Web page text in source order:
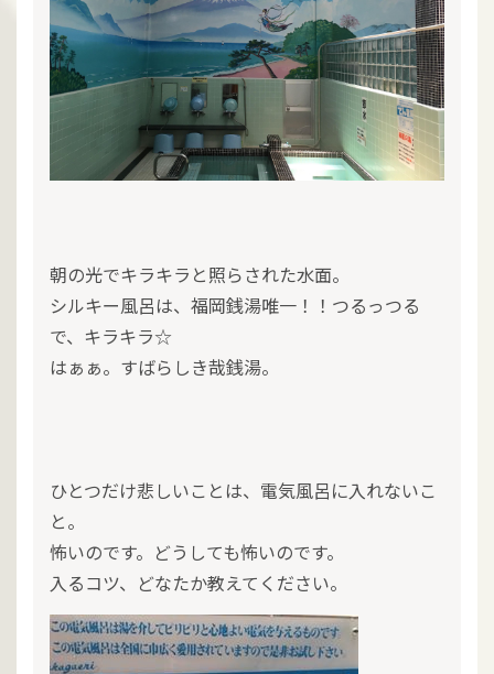
朝の光でキラキラと照らされた水面。
シルキー風呂は、福岡銭湯唯一！！つるっつる
で、キラキラ☆
はぁぁ。すばらしき哉銭湯。
ひとつだけ悲しいことは、電気風呂に入れないこ
と。
怖いのです。どうしても怖いのです。
入るコツ、どなたか教えてください。